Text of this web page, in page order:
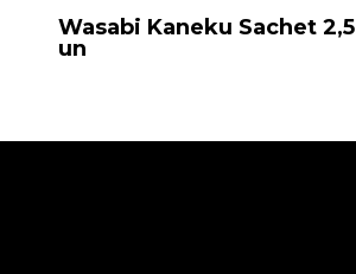
Wasabi Kaneku Sachet
un